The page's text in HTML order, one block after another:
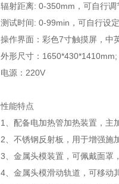
辐射距离: 0-350mm ，可自行
测试时间: 0-99min ，可自行设定
操作界面：彩色7寸触摸屏，中
外形尺寸： 1650*430*1410mm;
电源： 220V
性能特点
1
、配备电加热管加热装置，主
2 、不锈钢反射板，用于增强施
3 、金属头模装置，可佩戴面罩
4 、金属头模滑动轨道，可移动